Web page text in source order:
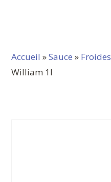
Accueil »Sauce » Froides
William 1l